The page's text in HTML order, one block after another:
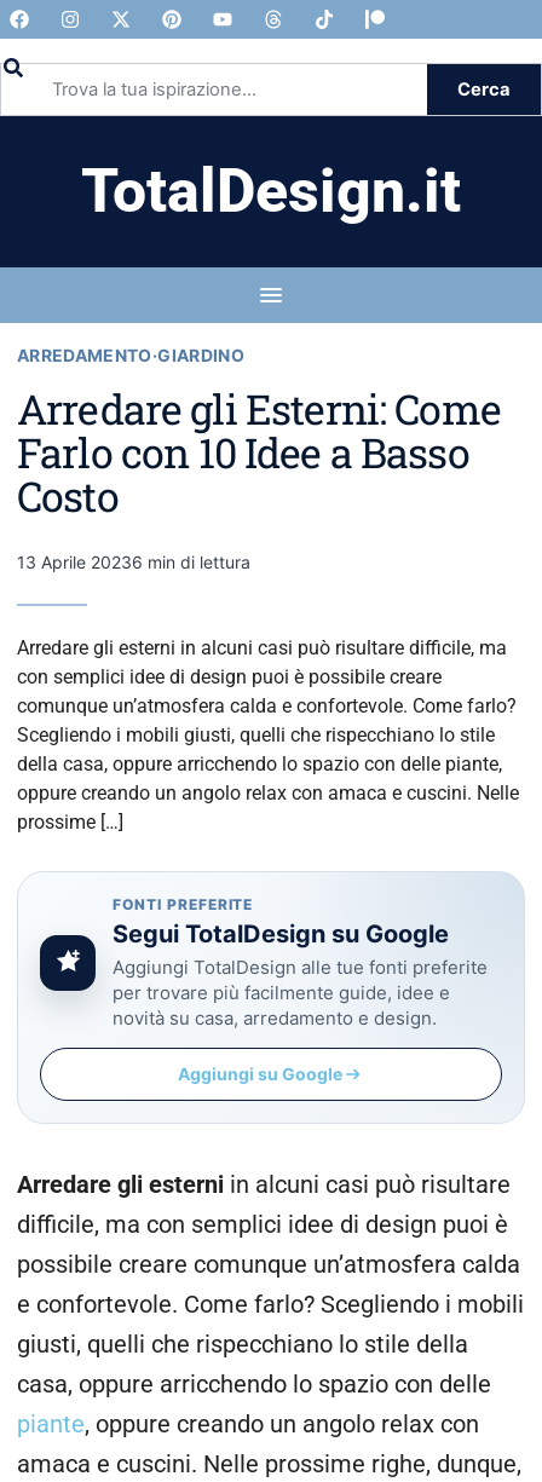
Cerca
TotalDesign.it
ARREDAMENTO·GIARDINO
Arredare gli Esterni: Come
Farlo con 10 Idee a Basso
Costo
13 Aprile 20236 min di lettura
Arredare gli esterni in alcuni casi può risultare difficile, ma
con semplici idee di design puoi è possibile creare
comunque un’atmosfera calda e confortevole. Come farlo?
Scegliendo i mobili giusti, quelli che rispecchiano lo stile
della casa, oppure arricchendo lo spazio con delle piante,
oppure creando un angolo relax con amaca e cuscini. Nelle
prossime […]
FONTI PREFERITE
Segui TotalDesign su Google
Aggiungi TotalDesign alle tue fonti preferite
per trovare più facilmente guide, idee e
novità su casa, arredamento e design.
Aggiungi su Google
Arredare gli esterni in alcuni casi può risultare
difficile, ma con semplici idee di design puoi è
possibile creare comunque un’atmosfera calda
e confortevole. Come farlo? Scegliendo i mobili
giusti, quelli che rispecchiano lo stile della
casa, oppure arricchendo lo spazio con delle
piante, oppure creando un angolo relax con
amaca e cuscini. Nelle prossime righe, dunque,